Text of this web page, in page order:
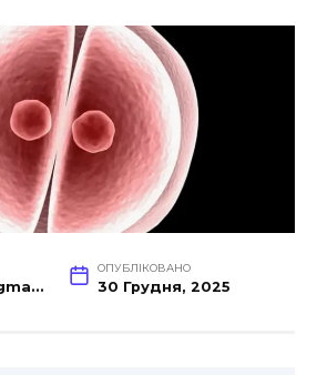
webseoupukr@gmail.com
ОПУБЛІКОВАНО
30 Грудня, 2025